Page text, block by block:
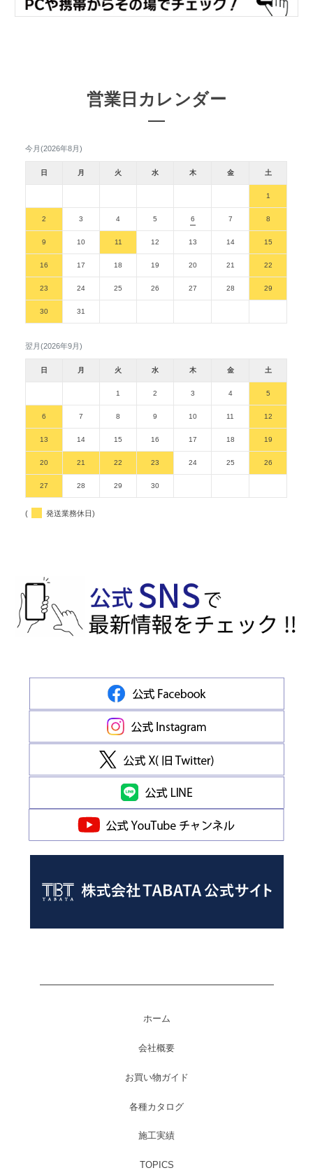
営業日カレンダー
今月(2026年8月)
日 月 火 水 木 金 土
1
2 3 4 5 6 7 8
9 10 11 12 13 14 15
16 17 18 19 20 21 22
23 24 25 26 27 28 29
30 31
翌月(2026年9月)
日 月 火 水 木 金 土
1 2 3 4 5
6 7 8 9 10 11 12
13 14 15 16 17 18 19
20 21 22 23 24 25 26
27 28 29 30
( 発送業務休日)
ホーム
会社概要
お買い物ガイド
各種カタログ
施工実績
TOPICS